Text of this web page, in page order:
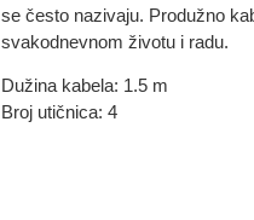
se često nazivaju. Produžno
svakodnevnom životu i radu.
Dužina kabela: 1.5 m
Broj utičnica: 4